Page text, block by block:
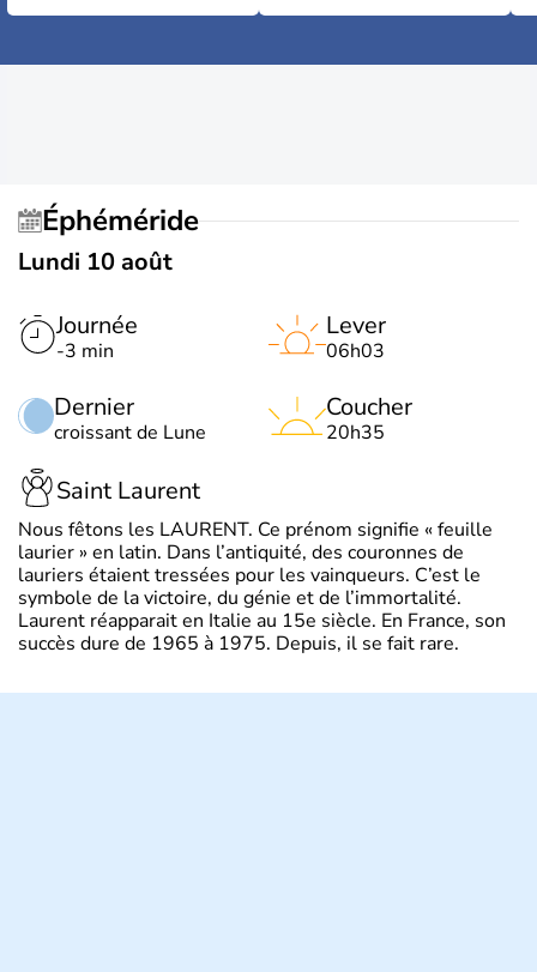
Éphéméride
Lundi 10 août
Journée
-3 min
Dernier
croissant de Lune
Lever
06h03
Coucher
20h35
Saint Laurent
Nous fêtons les LAURENT. Ce prénom signifie « feuille
laurier » en latin. Dans l’antiquité, des couronnes de
lauriers étaient tressées pour les vainqueurs. C’est le
symbole de la victoire, du génie et de l’immortalité.
Laurent réapparait en Italie au 15e siècle. En France, son
succès dure de 1965 à 1975. Depuis, il se fait rare.